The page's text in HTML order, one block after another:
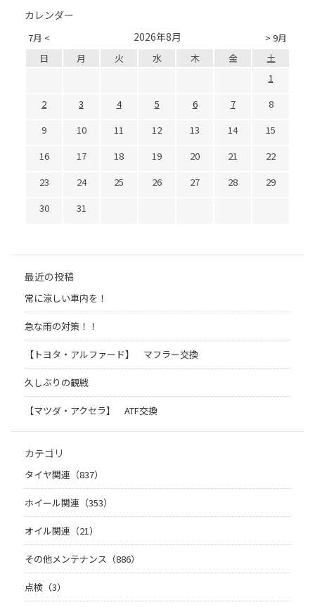
カレンダー
7月 < > 9月
2026年8月
日 月 火 水 木 金
土
1
2
3 4 5 6 7
8
9
10 11 12 13 14
15
16
17 18 19 20 21
22
23
24 25 26 27 28
29
30
31
最近の投稿
常に涼しい車内を！
急な雨の対策！！
【トヨタ・アルファード】 マフラー交換
久しぶりの観戦
【マツダ・アクセラ】 ATF交換
カテゴリ
タイヤ関連（837）
ホイール関連（353）
オイル関連（21）
その他メンテナンス（886）
点検（3）